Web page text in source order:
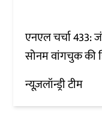
एनएल चर्चा 433:
सोनम वांगचुक की
न्यूज़लॉन्ड्री टीम